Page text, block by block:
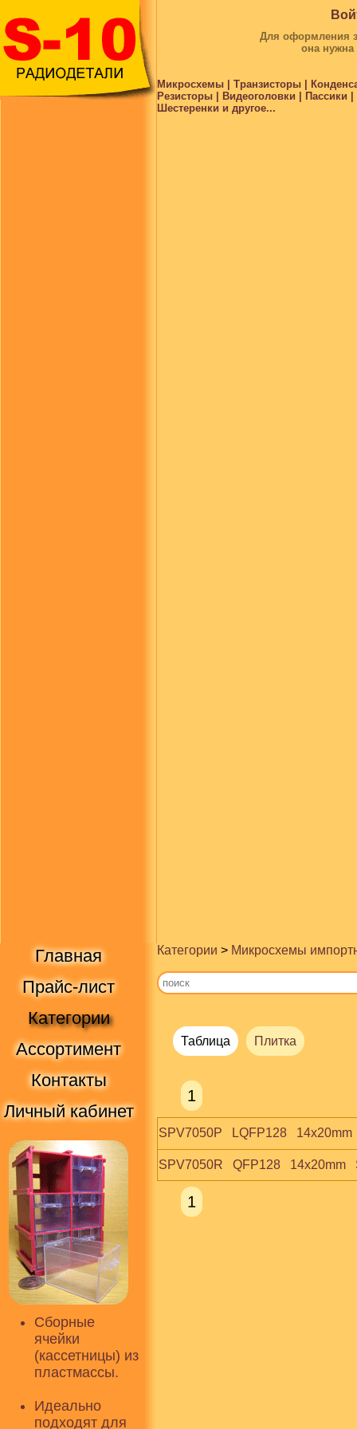
Для оформления
она
Микросхемы | Транзисторы |
Резисторы | Видеоголовки |
Шестеренки и другое...
Главная
Прайс-лист
Категории
Ассортимент
Контакты
Личный кабинет
Сборные
ячейки
(кассетницы) из
пластмассы.
Идеально
подходят для
Категории > Микросхемы
Таблица Плитка
1
SPV7050P   LQFP128   14x20mm
SPV7050R   QFP128   14x20mm
1